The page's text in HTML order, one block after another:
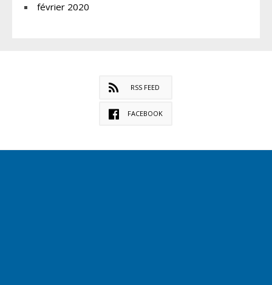
février 2020
RSS FEED
FACEBOOK